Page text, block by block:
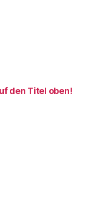
den Titel oben!